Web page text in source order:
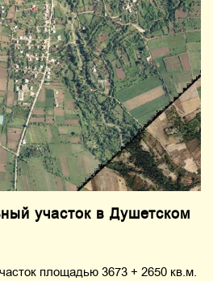
участок в Душетском
площадью 3673 + 2650 кв.м.